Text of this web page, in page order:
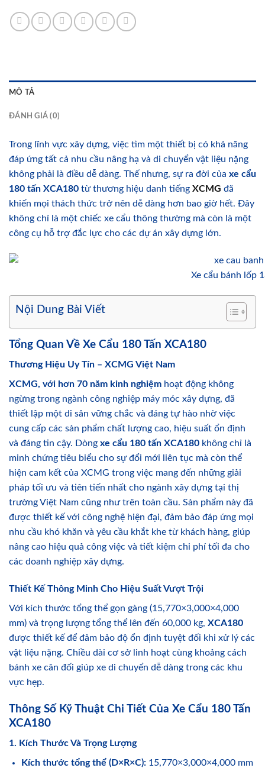
MÔ TẢ
ĐÁNH GIÁ (0)
Trong lĩnh vực xây dựng, việc tìm một thiết bị có khả năng
đáp ứng tất cả nhu cầu nâng hạ và di chuyển vật liệu nặng
không phải là điều dễ dàng. Thế nhưng, sự ra đời của xe cẩu
180 tấn XCA180 từ thương hiệu danh tiếng XCMG đã
khiến mọi thách thức trở nên dễ dàng hơn bao giờ hết. Đây
không chỉ là một chiếc xe cẩu thông thường mà còn là một
công cụ hỗ trợ đắc lực cho các dự án xây dựng lớn.
Xe cẩu bánh lốp
Nội Dung Bài Viết
Tổng Quan Về Xe Cẩu 180 Tấn XCA180
Thương Hiệu Uy Tín – XCMG Việt Nam
XCMG, với hơn 70 năm kinh nghiệm hoạt động không
ngừng trong ngành công nghiệp máy móc xây dựng, đã
thiết lập một di sản vững chắc và đáng tự hào nhờ việc
cung cấp các sản phẩm chất lượng cao, hiệu suất ổn định
và đáng tin cậy. Dòng xe cẩu 180 tấn XCA180 không chỉ là
minh chứng tiêu biểu cho sự đổi mới liên tục mà còn thể
hiện cam kết của XCMG trong việc mang đến những giải
pháp tối ưu và tiên tiến nhất cho ngành xây dựng tại thị
trường Việt Nam cũng như trên toàn cầu. Sản phẩm này đã
được thiết kế với công nghệ hiện đại, đảm bảo đáp ứng mọi
nhu cầu khó khăn và yêu cầu khắt khe từ khách hàng, giúp
nâng cao hiệu quả công việc và tiết kiệm chi phí tối đa cho
các doanh nghiệp xây dựng.
Thiết Kế Thông Minh Cho Hiệu Suất Vượt Trội
Với kích thước tổng thể gọn gàng (15,770×3,000×4,000
mm) và trọng lượng tổng thể lên đến 60,000 kg, XCA180
được thiết kế để đảm bảo độ ổn định tuyệt đối khi xử lý các
vật liệu nặng. Chiều dài cơ sở linh hoạt cùng khoảng cách
bánh xe cân đối giúp xe di chuyển dễ dàng trong các khu
vực hẹp.
Thông Số Kỹ Thuật Chi Tiết Của Xe Cẩu 180 Tấn
XCA180
1. Kích Thước Và Trọng Lượng
Kích thước tổng thể (D×R×C): 15,770×3,000×4,000 mm